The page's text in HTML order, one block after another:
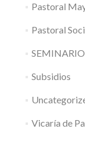
Pastoral
Pastoral
SEMINARIO
Subsidios
Vicaría de